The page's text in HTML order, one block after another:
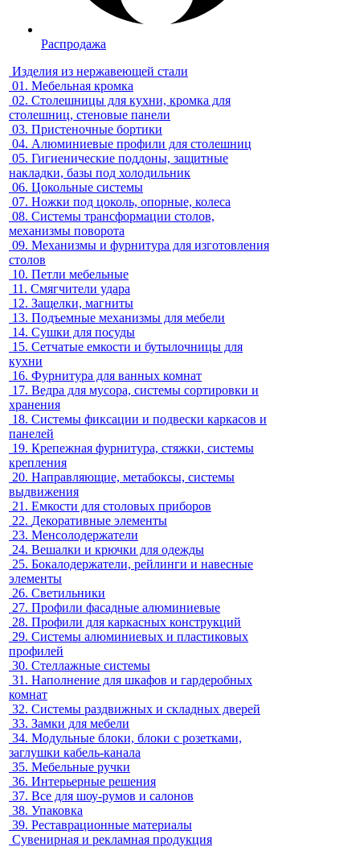
Распродажа
Изделия из нержавеющей стали
01. Мебельная кромка
02. Столешницы для кухни, кромка для
столешниц, стеновые панели
03. Пристеночные бортики
04. Алюминиевые профили для столешниц
05. Гигиенические поддоны, защитные
накладки, базы под холодильник
06. Цокольные системы
07. Ножки под цоколь, опорные, колеса
08. Системы трансформации столов,
механизмы поворота
09. Механизмы и фурнитура для изготовления
столов
10. Петли мебельные
11. Смягчители удара
12. Защелки, магниты
13. Подъемные механизмы для мебели
14. Сушки для посуды
15. Сетчатые емкости и бутылочницы для
кухни
16. Фурнитура для ванных комнат
17. Ведра для мусора, системы сортировки и
хранения
18. Системы фиксации и подвески каркасов и
панелей
19. Крепежная фурнитура, стяжки, системы
крепления
20. Направляющие, метабоксы, системы
выдвижения
21. Емкости для столовых приборов
22. Декоративные элементы
23. Менсолодержатели
24. Вешалки и крючки для одежды
25. Бокалодержатели, рейлинги и навесные
элементы
26. Светильники
27. Профили фасадные алюминиевые
28. Профили для каркасных конструкций
29. Системы алюминиевых и пластиковых
профилей
30. Стеллажные системы
31. Наполнение для шкафов и гардеробных
комнат
32. Системы раздвижных и складных дверей
33. Замки для мебели
34. Модульные блоки, блоки с розетками,
заглушки кабель-канала
35. Мебельные ручки
36. Интерьерные решения
37. Все для шоу-румов и салонов
38. Упаковка
39. Реставрационные материалы
Сувенирная и рекламная продукция